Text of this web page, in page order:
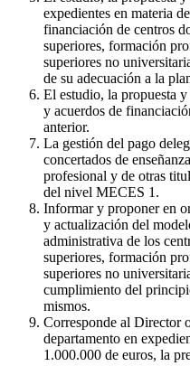
expedientes en materia
financiación de centros
superiores, formación
superiores no
de su adecuación a la
El estudio, la propuesta
y acuerdos de
anterior.
La gestión del pago
concertados de
profesional y de otras
del nivel MECES 1.
Informar y proponer en
y actualización del
administrativa de los
superiores, formación
superiores no
cumplimiento del
mismos.
Corresponde al Director
departamento en
1.000.000 de euros, la